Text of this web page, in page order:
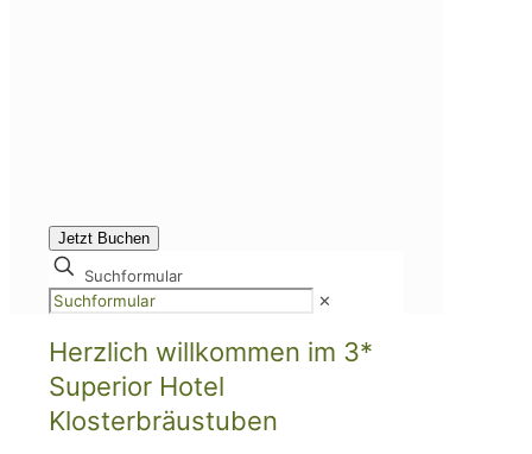
Jetzt Buchen
Suchformular
✕
Herzlich willkommen im 3*
Superior Hotel
Klosterbräustuben